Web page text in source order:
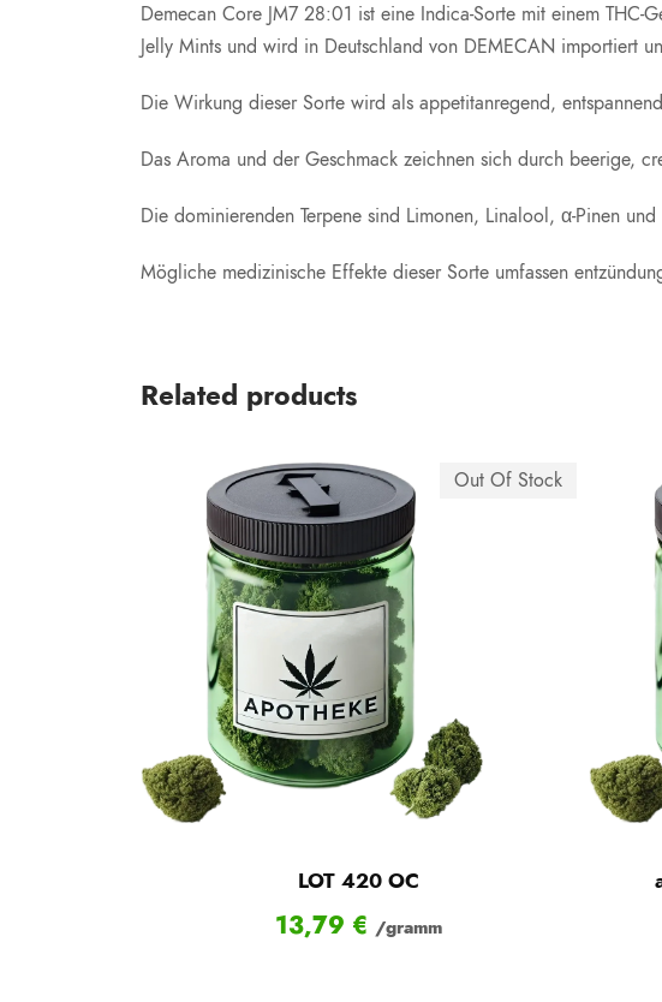
Demecan Core JM7 28:01 ist eine Indica-Sorte mit einem THC-
Jelly Mints und wird in Deutschland von DEMECAN importiert
Die Wirkung dieser Sorte wird als appetitanregend,
Das Aroma und der Geschmack zeichnen sich durch beerige,
Die dominierenden Terpene sind Limonen, Linalool, α-Pinen
Mögliche medizinische Effekte dieser Sorte umfassen
Related products
Out Of Stock
LOT 420 OC
13,79 € /gramm